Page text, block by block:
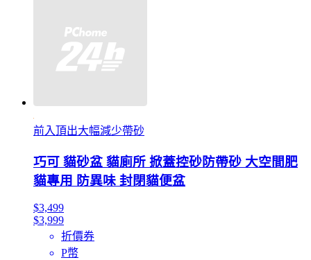
前入頂出大幅減少帶砂
巧可 貓砂盆 貓廁所 掀蓋控砂防帶砂 大空間肥
貓專用 防異味 封閉貓便盆
$3,499
$3,999
折價券
P幣